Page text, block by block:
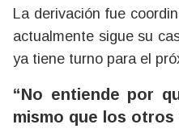
La derivación fue
actualmente sigue su
ya tiene turno para el
“No entiende por
mismo que los otros